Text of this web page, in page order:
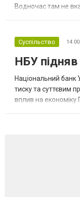
Водночас там не
Суспільство 14:00,
НБУ підняв
Національний банк
тиску та суттєвим
вплив на економіку